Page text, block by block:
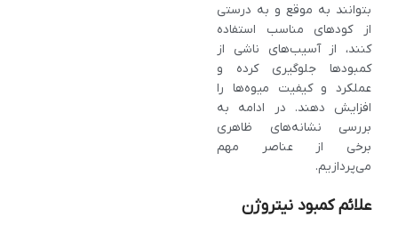
بتوانند به‌ موقع و به‌ درستی
از کودهای مناسب استفاده
کنند، از آسیب‌های ناشی از
کمبودها جلوگیری کرده و
عملکرد و کیفیت میوه‌ها را
افزایش دهند. در ادامه به
بررسی نشانه‌های ظاهری
برخی از عناصر مهم
می‌پردازیم.
علائم کمبود نیتروژن